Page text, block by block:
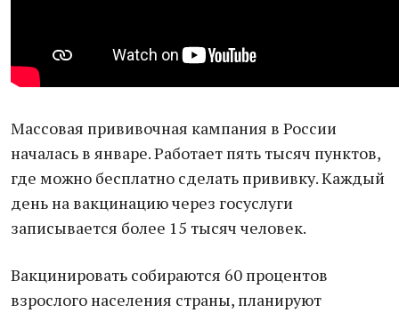
Массовая прививочная кампания в России
началась в январе. Работает пять тысяч пунктов,
где можно бесплатно сделать прививку. Каждый
день на вакцинацию через госуслуги
записывается более 15 тысяч человек.
Вакцинировать собираются 60 процентов
взрослого населения страны, планируют